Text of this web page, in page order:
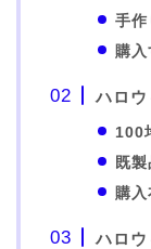
手作
購
ハロ
100
既
購
ハロ